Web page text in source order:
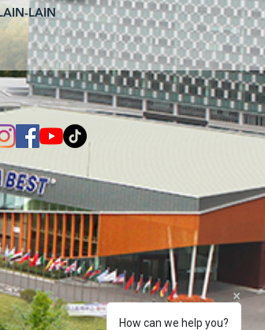
LAIN
How can we help you?